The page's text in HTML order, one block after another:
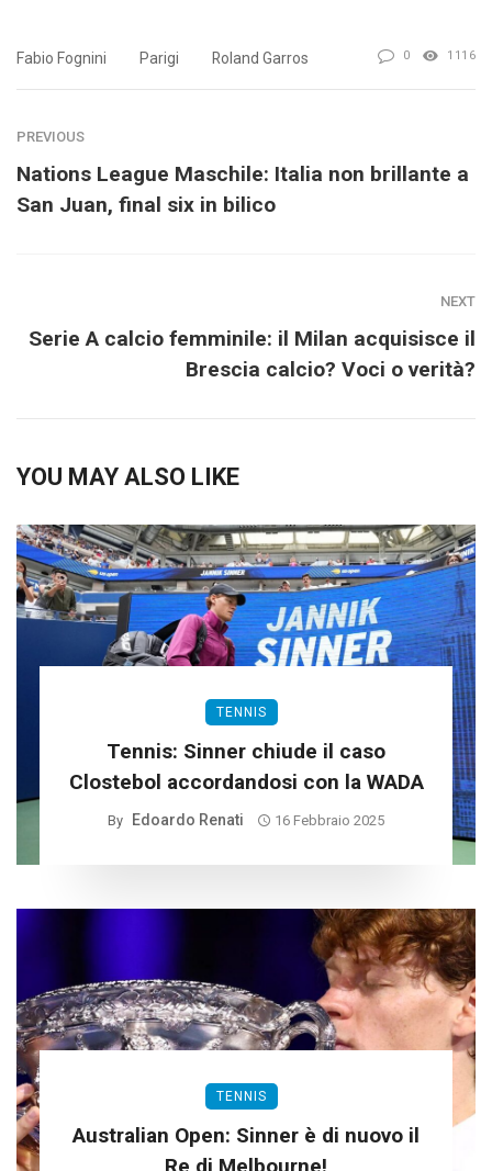
Fabio Fognini Parigi Roland Garros 0 1116
PREVIOUS
Nations League Maschile: Italia non brillante a
San Juan, final six in bilico
NEXT
Serie A calcio femminile: il Milan acquisisce il
Brescia calcio? Voci o verità?
YOU MAY ALSO LIKE
TENNIS
Tennis: Sinner chiude il caso
Clostebol accordandosi con la WADA
By Edoardo Renati 16 Febbraio 2025
TENNIS
Australian Open: Sinner è di nuovo il